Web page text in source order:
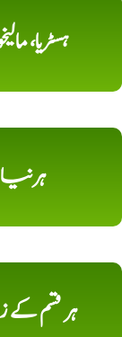
ہسٹریا،
ہر قسم کے